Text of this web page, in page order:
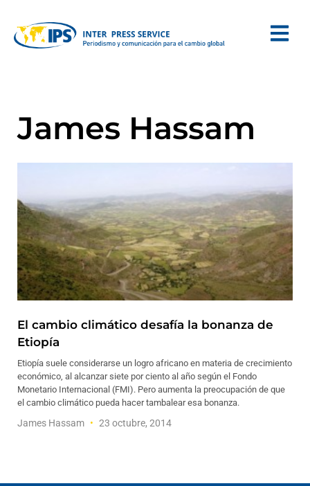
James Hassam
El cambio climático desafía la bonanza de
Etiopía
Etiopía suele considerarse un logro africano en materia de crecimiento
económico, al alcanzar siete por ciento al año según el Fondo
Monetario Internacional (FMI). Pero aumenta la preocupación de que
el cambio climático pueda hacer tambalear esa bonanza.
James Hassam 23 octubre, 2014